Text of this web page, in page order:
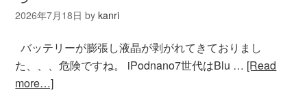
2026年7月18日 bykanri
バッテリーが膨張し液晶が剥がれてきておりまし
た、、、危険ですね。 iPodnano7世代はBlu … [Read
more…]